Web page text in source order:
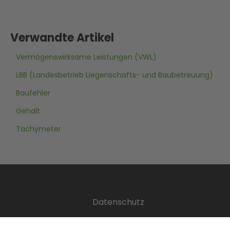
Verwandte Artikel
Vermögenswirksame Leistungen (VWL)
LBB (Landesbetrieb Liegenschafts- und Baubetreuung)
Baufehler
Gehalt
Tachymeter
Datenschutz